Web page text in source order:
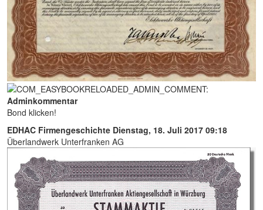
Adminkommentar
Bond klicken!
EDHAC Firmengeschichte Dienstag, 18. Juli 2017 09:18
Überlandwerk Unterfranken AG